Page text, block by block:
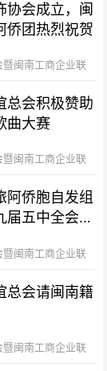
协会成立，闽
侨团热烈祝贺
闽南工商企业联
2024-03-20
总会积极赞助
曲大赛
闽南工商企业联
2023-05-09
阿侨胞自发组
届五中全会精
闽南工商企业联
2020-11-23
总会请闽南籍
闽南工商企业联